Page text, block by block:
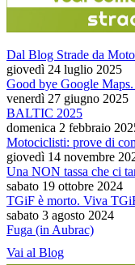
Dal Blog Strade da Moto
giovedì 24 luglio 2025
Good bye Google
venerdì 27 giugno 2025
BALTIC 2025
domenica 2 febbraio
Motociclisti: prove di
giovedì 14 novembre
Una NON tassa che ci
sabato 19 ottobre 2024
TGiF è morto. Viva
sabato 3 agosto 2024
Fuga (in Aubrac)
Vai al Blog